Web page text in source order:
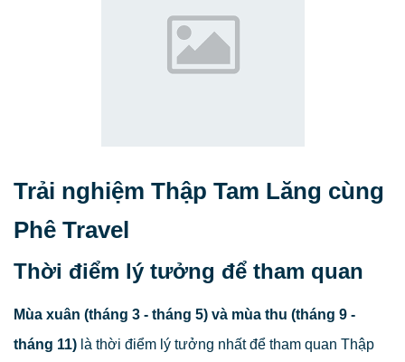
Trải nghiệm Thập Tam Lăng cùng
Phê Travel
Thời điểm lý tưởng để tham quan
Mùa xuân (tháng 3 - tháng 5) và mùa thu (tháng 9 -
tháng 11) là thời điểm lý tưởng nhất để tham quan Thập